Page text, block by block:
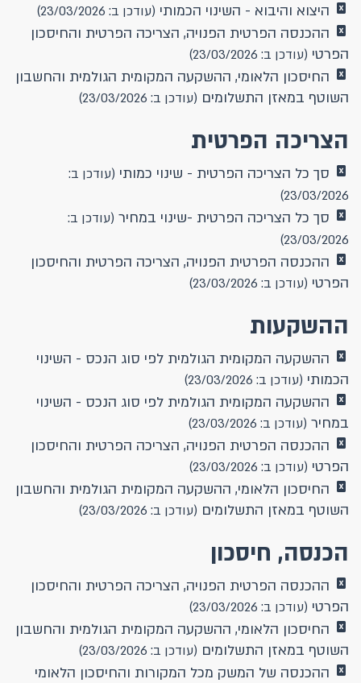
היצוא והיבוא - השינוי הכמותי (עודכן ב: 23/03/2026)
ההכנסה הפרטית הפנויה, הצריכה הפרטית והחיסכון
הפרטי (עודכן ב: 23/03/2026)
החיסכון הלאומי, ההשקעה המקומית הגולמית והחשבון
השוטף במאזן התשלומים (עודכן ב: 23/03/2026)
הצריכה הפרטית
סך כל הצריכה הפרטית - שינוי כמותי (עודכן ב:
23/03/2026)
סך כל הצריכה הפרטית -שינוי במחיר (עודכן ב:
23/03/2026)
ההכנסה הפרטית הפנויה, הצריכה הפרטית והחיסכון
הפרטי (עודכן ב: 23/03/2026)
ההשקעות
ההשקעה המקומית הגולמית לפי סוג הנכס - השינוי
הכמותי (עודכן ב: 23/03/2026)
ההשקעה המקומית הגולמית לפי סוג הנכס - השינוי
במחיר (עודכן ב: 23/03/2026)
ההכנסה הפרטית הפנויה, הצריכה הפרטית והחיסכון
הפרטי (עודכן ב: 23/03/2026)
החיסכון הלאומי, ההשקעה המקומית הגולמית והחשבון
השוטף במאזן התשלומים (עודכן ב: 23/03/2026)
הכנסה, חיסכון
ההכנסה הפרטית הפנויה, הצריכה הפרטית והחיסכון
הפרטי (עודכן ב: 23/03/2026)
החיסכון הלאומי, ההשקעה המקומית הגולמית והחשבון
השוטף במאזן התשלומים (עודכן ב: 23/03/2026)
ההכנסה של המשק מכל המקורות והחיסכון הלאומי